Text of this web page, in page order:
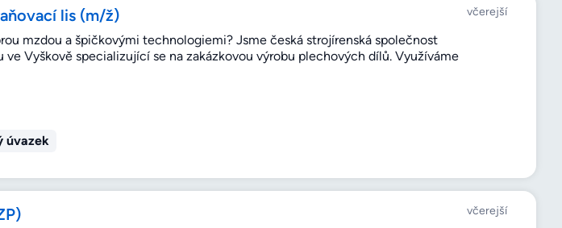
lis (m/ž) včerejší
mzdou a špičkovými technologiemi? Jsme česká strojírenská společnost
ve Vyškově specializující se na zakázkovou výrobu plechových dílů. Využíváme
úvazek
včerejší